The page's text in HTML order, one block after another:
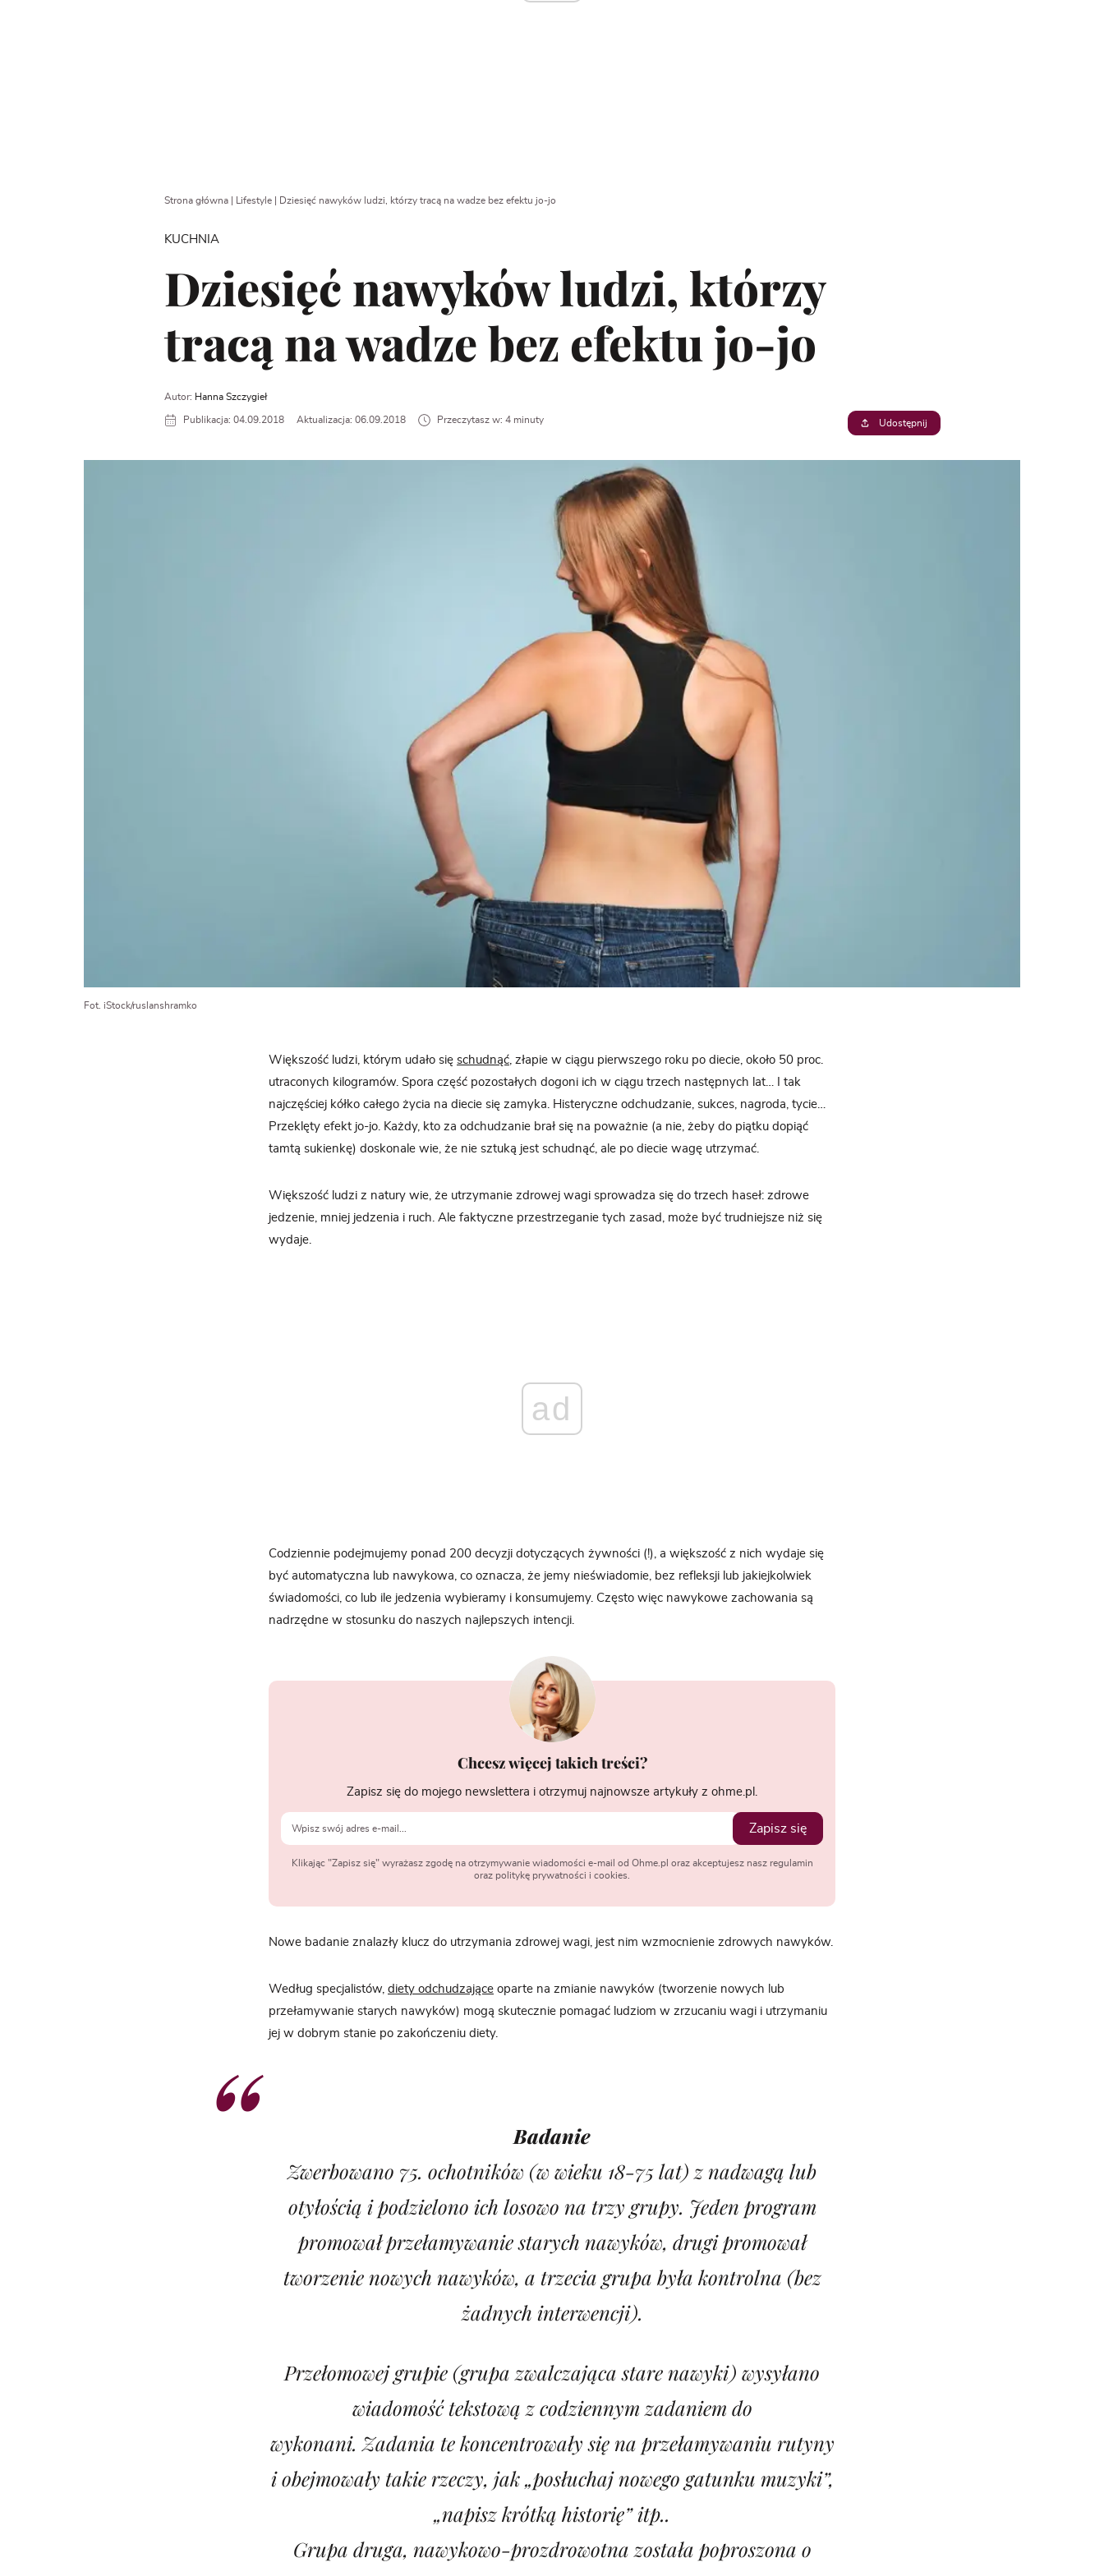
Strona główna| Lifestyle| Dziesięć nawyków ludzi, którzy tracą na wadze bez efektu jo-jo
KUCHNIA
Dziesięć nawyków ludzi, którzy
tracą na wadze bez efektu jo-jo
Autor: Hanna Szczygieł
Publikacja: 04.09.2018 Aktualizacja: 06.09.2018 Przeczytasz w: 4 minuty Udostępnij
Fot. iStock/ruslanshramko
Większość ludzi, którym udało się schudnąć , złapie w ciągu pierwszego roku po diecie, około 50 proc.
utraconych kilogramów. Spora część pozostałych dogoni ich w ciągu trzech następnych lat… I tak
najczęściej kółko całego życia na diecie się zamyka. Histeryczne odchudzanie, sukces, nagroda, tycie…
Przeklęty efekt jo-jo. Każdy, kto za odchudzanie brał się na poważnie (a nie, żeby do piątku dopiąć
tamtą sukienkę) doskonale wie, że nie sztuką jest schudnąć, ale po diecie wagę utrzymać.
Większość ludzi z natury wie, że utrzymanie zdrowej wagi sprowadza się do trzech haseł: zdrowe
jedzenie, mniej jedzenia i ruch. Ale faktyczne przestrzeganie tych zasad, może być trudniejsze niż się
wydaje.
ad
Codziennie podejmujemy ponad 200 decyzji dotyczących żywności (!), a większość z nich wydaje się
być automatyczna lub nawykowa, co oznacza, że jemy nieświadomie, bez refleksji lub jakiejkolwiek
świadomości, co lub ile jedzenia wybieramy i konsumujemy. Często więc nawykowe zachowania są
nadrzędne w stosunku do naszych najlepszych intencji.
Chcesz więcej takich treści?
Zapisz się do mojego newslettera i otrzymuj najnowsze artykuły z ohme.pl.
Zapisz się
Klikając "Zapisz się" wyrażasz zgodę na otrzymywanie wiadomości e-mail od Ohme.pl oraz akceptujesz nasz regulamin
oraz politykę prywatności i cookies.
Nowe badanie znalazły klucz do utrzymania zdrowej wagi, jest nim wzmocnienie zdrowych nawyków.
Według specjalistów, diety odchudzające oparte na zmianie nawyków (tworzenie nowych lub
przełamywanie starych nawyków) mogą skutecznie pomagać ludziom w zrzucaniu wagi i utrzymaniu
jej w dobrym stanie po zakończeniu diety.
Badanie
Zwerbowano 75. ochotników (w wieku 18-75 lat) z nadwagą lub
otyłością i podzielono ich losowo na trzy grupy. Jeden program
promował przełamywanie starych nawyków, drugi promował
tworzenie nowych nawyków, a trzecia grupa była kontrolna (bez
żadnych interwencji).
Przełomowej grupie (grupa zwalczająca stare nawyki) wysyłano
wiadomość tekstową z codziennym zadaniem do
wykonani. Zadania te koncentrowały się na przełamywaniu rutyny
i obejmowały takie rzeczy, jak „posłuchaj nowego gatunku muzyki”,
„napisz krótką historię” itp..
Grupa druga, nawykowo-prozdrowotna została poproszona o